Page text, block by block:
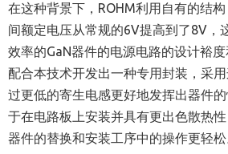
在这种背景下， ROHM利用自有的结
间额定电压从常规的6V提高到了8V ，
效率的GaN器件的电源电路的设计裕
配合本技术开发出一种专用封装，采
过更低的寄生电感更好地发挥出器件
于在电路板上安装并具有更出色散热
器件的替换和安装工序中的操作更轻松